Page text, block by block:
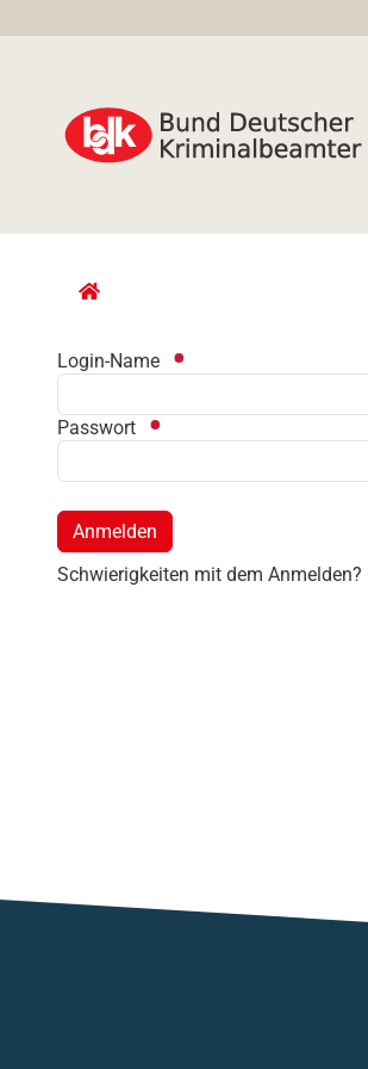
Login-Name
Passwort
Anmelden
Schwierigkeiten mit dem Anmelden?